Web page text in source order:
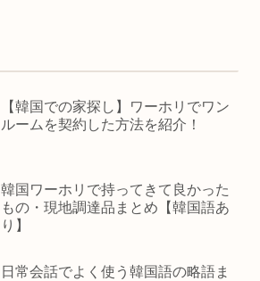
【韓国での家探し】ワーホリでワン
ルームを契約した方法を紹介！
韓国ワーホリで持ってきて良かった
もの・現地調達品まとめ【韓国語あ
り】
日常会話でよく使う韓国語の略語ま